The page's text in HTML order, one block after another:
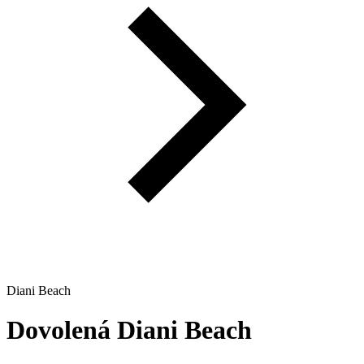
Diani Beach
Dovolená Diani Beach